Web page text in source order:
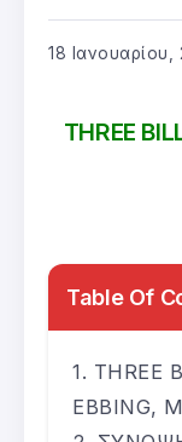
18 Ιανουαρίου,
THREE
Table Of
THREE
EBBING,